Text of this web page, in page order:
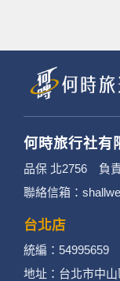
何時旅行社有
品保 北2756 負
聯絡信箱：
台北店
統編：54995659
地址：台北市中